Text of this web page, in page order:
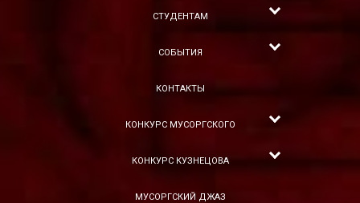
СТУДЕНТАМ
СОБЫТИЯ
КОНТАКТЫ
КОНКУРС МУСОРГСКОГО
КОНКУРС КУЗНЕЦОВА
МУСОРГСКИЙ ДЖАЗ